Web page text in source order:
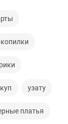
копилки
узату
платья